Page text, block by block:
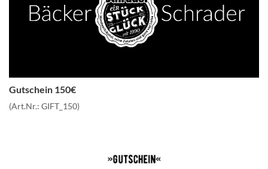
Gutschein 150€
(Art.Nr.: GIFT_150)